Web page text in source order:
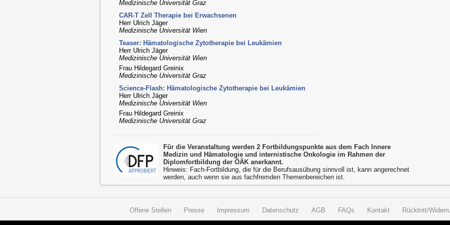
Medizinische Universität Graz
CAR-T Zell Therapie bei Erwachsenen
Herr Ulrich Jäger
Medizinische Universität Wien
Teaser: Hämatologische Zytotherapie bei Leukämien
Herr Ulrich Jäger
Medizinische Universität Wien
Frau Hildegard Greinix
Medizinische Universität Graz
Science-Flash: Hämatologische Zytotherapie bei Leukämien
Herr Ulrich Jäger
Medizinische Universität Wien
Frau Hildegard Greinix
Medizinische Universität Graz
Für die Veranstaltung werden 2 Fortbildungspunkte aus dem Fach Innere
Medizin und Hämatologie und internistische Onkologie im Rahmen der
Diplomfortbildung der ÖÄK anerkannt.
Hinweis: Fach-Fortbildung, die für die Berufsausübung sinnvoll ist, kann angerechnet
werden, auch wenn sie aus fachfremden Themenbereichen ist.
Offene Stellen Presse Impressum Datenschutz AGB FAQs Kontakt Rücktritt/